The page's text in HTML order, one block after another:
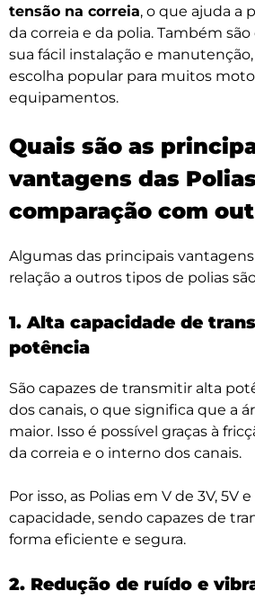
tensão na correia, o que ajuda a
da correia e da polia. Também
sua fácil instalação e
escolha popular para muitos
equipamentos.
Quais são as
vantagens das
comparação com
Algumas das principais vantagens
relação a outros tipos de polias
1. Alta capacidade de
potência
São capazes de transmitir alta
dos canais, o que significa que a
maior. Isso é possível graças à
da correia e o interno dos canais.
Por isso, as Polias em V de 3V, 5V
capacidade, sendo capazes de
forma eficiente e segura.
2. Redução de ruído e